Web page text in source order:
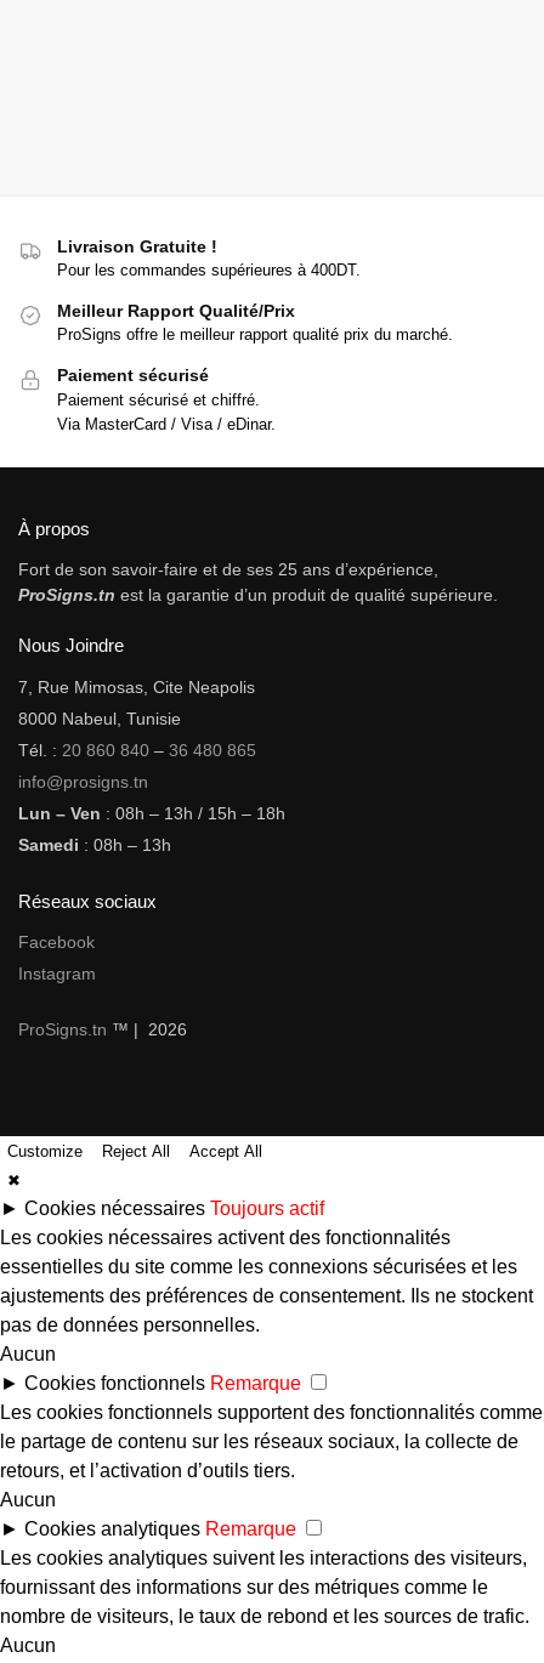
Livraison Gratuite !
Pour les commandes supérieures à 400DT.
Meilleur Rapport Qualité/Prix
ProSigns offre le meilleur rapport qualité prix du marché.
Paiement sécurisé
Paiement sécurisé et chiffré.
Via MasterCard / Visa / eDinar.
À propos
Fort de son savoir-faire et de ses 25 ans d’expérience,
ProSigns.tn est la garantie d’un produit de qualité supérieure.
Nous Joindre
7, Rue Mimosas, Cite Neapolis
8000 Nabeul, Tunisie
Tél. : 20 860 840 – 36 480 865
info@prosigns.tn
Lun – Ven : 08h – 13h / 15h – 18h
Samedi : 08h – 13h
Réseaux sociaux
Facebook
Instagram
ProSigns.tn ™ | 2026
Customize Reject All
Accept All
✖
► Cookies nécessaires Toujours actif
Les cookies nécessaires activent des fonctionnalités
essentielles du site comme les connexions sécurisées et les
ajustements des préférences de consentement. Ils ne stockent
pas de données personnelles.
Aucun
► Cookies fonctionnels Remarque
Les cookies fonctionnels supportent des fonctionnalités comme
le partage de contenu sur les réseaux sociaux, la collecte de
retours, et l’activation d’outils tiers.
Aucun
► Cookies analytiques Remarque
Les cookies analytiques suivent les interactions des visiteurs,
fournissant des informations sur des métriques comme le
nombre de visiteurs, le taux de rebond et les sources de trafic.
Aucun